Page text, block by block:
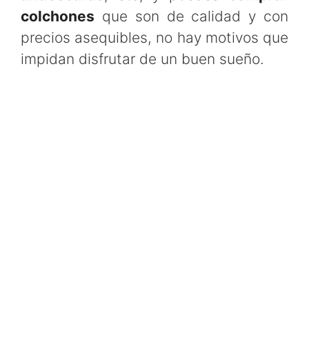
colchones que son de calidad y con
precios asequibles, no hay motivos que
impidan disfrutar de un buen sueño.